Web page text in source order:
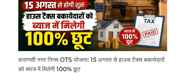
वाराणसी नगर निगम OTS योजना: 15 अगस्त से हाउस टैक्स बकायेदारों
को ब्याज में मिलेगी 100% छूट